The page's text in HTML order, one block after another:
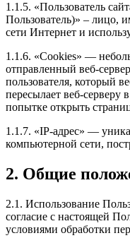
1.1.5. «Пользователь
Пользователь)» – лицо,
сети Интернет и
1.1.6. «Cookies» —
отправленный веб-
пользователя, который
пересылает веб-серверу
попытке открыть
1.1.7. «IP-адрес» —
компьютерной сети,
2. Общие
2.1. Использование
согласие с настоящей
условиями обработки